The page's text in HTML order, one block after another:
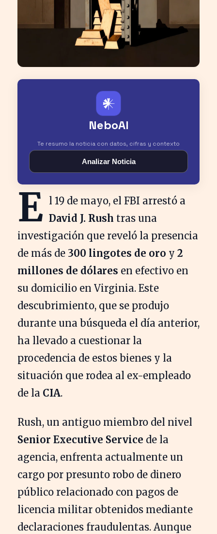
𒀭
NeboAI
Te resumo la noticia con datos, cifras y contexto
Analizar Noticia
E l 19 de mayo, el FBI arrestó a
David J. Rush tras una
investigación que reveló la presencia
de más de 300 lingotes de oro y 2
millones de dólares en efectivo en
su domicilio en Virginia. Este
descubrimiento, que se produjo
durante una búsqueda el día anterior,
ha llevado a cuestionar la
procedencia de estos bienes y la
situación que rodea al ex-empleado
de la CIA.
Rush, un antiguo miembro del nivel
Senior Executive Service de la
agencia, enfrenta actualmente un
cargo por presunto robo de dinero
público relacionado con pagos de
licencia militar obtenidos mediante
declaraciones fraudulentas. Aunque